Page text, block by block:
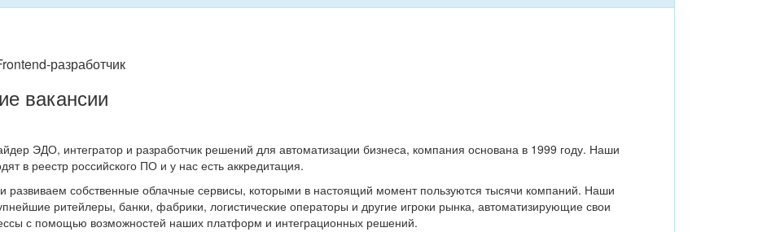
разработчик
вакансии
ЭДО, интегратор и разработчик решений для автоматизации бизнеса, компания основана в 1999 году. Наши
в реестр российского ПО и у нас есть аккредитация.
развиваем собственные облачные сервисы, которыми в настоящий момент пользуются тысячи компаний. Наши
ритейлеры, банки, фабрики, логистические операторы и другие игроки рынка, автоматизирующие свои
с помощью возможностей наших платформ и интеграционных решений.